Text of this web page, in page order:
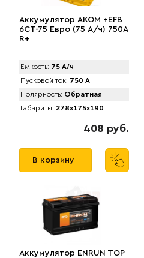
Аккумулятор AКОМ +EFB
6CT-75 Евро (75 А/ч) 750А
R+
Емкость: 75 А/ч
Пусковой ток: 750 А
Полярность: Обратная
Габариты: 278x175x190
408 руб.
В корзину
Аккумулятор ENRUN TOP